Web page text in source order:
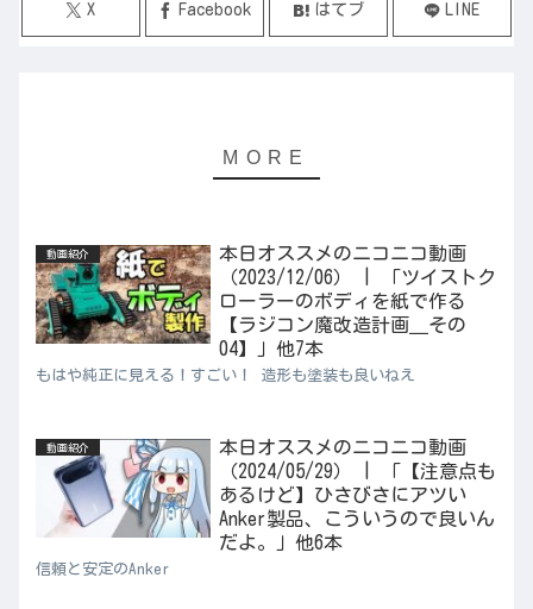
X Facebook はてブ LINE
動画紹介
本日オススメのニコニコ動画
（2023/12/06） | 「ツイストク
ローラーのボディを紙で作る
【ラジコン魔改造計画＿その
04】」他7本
もはや純正に見える！すごい！ 造形も塗装も良いねえ
動画紹介
本日オススメのニコニコ動画
（2024/05/29） | 「【注意点も
あるけど】ひさびさにアツい
Anker製品、こういうので良いん
だよ。」他6本
信頼と安定のAnker